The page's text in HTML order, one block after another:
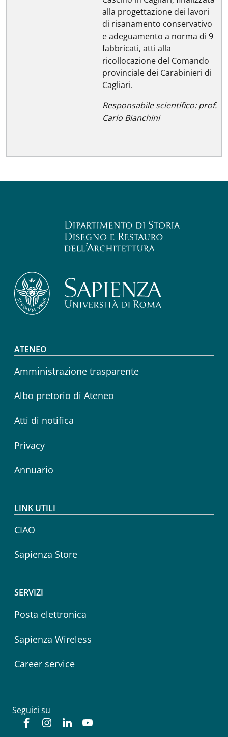
alla progettazione dei lavori
di risanamento conservativo
e adeguamento a norma di 9
fabbricati, atti alla
ricollocazione del Comando
provinciale dei Carabinieri di
Cagliari.
Responsabile scientifico: prof.
Carlo Bianchini
Footer menu
ATENEO
Amministrazione trasparente
Albo pretorio di Ateneo
Atti di notifica
Privacy
Annuario
LINK UTILI
CIAO
Sapienza Store
SERVIZI
Posta elettronica
Sapienza Wireless
Career service
Seguici su
FacebookInstagram
Linkedin